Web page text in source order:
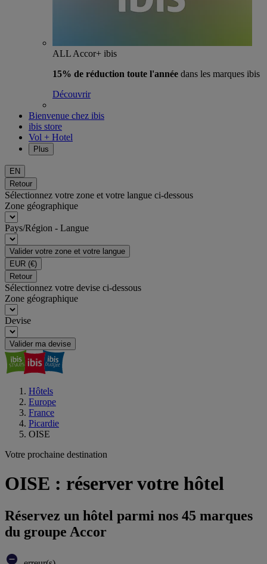
ALL Accor+ ibis
15% de réduction toute l'année dans les marques ibis
Découvrir
Bienvenue chez ibis
ibis store
Vol + Hotel
Plus
EN
Retour
Sélectionnez votre zone et votre langue ci-dessous
Zone géographique
Pays/Région - Langue
Valider votre zone et votre langue
EUR (€)
Retour
Sélectionnez votre devise ci-dessous
Zone géographique
Devise
Valider ma devise
Hôtels
Europe
France
Picardie
OISE
Votre prochaine destination
OISE : réserver votre hôtel
Réservez un hôtel parmi nos 45 marques
du groupe Accor